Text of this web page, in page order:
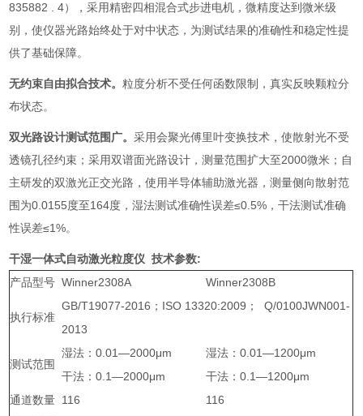
835882 . 4），采用精密四相混合式步进电机，微精度达到微米级
别，使仪器光路始终处于对中状态，为测试结果的准确性和稳定性提
供了基础保障。
无约束自由拟合技术。粒度分析不受任何函数限制，真实反映颗粒分
布状态。
双光路设计测试范围广。采用会聚光傅里叶变换技术，使散射光不受
透镜孔径约束；采用双谱面光路设计，测量范围扩大至2000微米；自
主研发的双激光正交光路，使用半导体辅助激光器，测量侧向散射范
围为0.0155度至164度，湿法测试准确性误差≤0.5%，干法测试准确
性误差≤1%。
干湿一体式自动激光粒度仪 技术参数:
产品型号 Winner2308A Winner2308B
执行标准
GB/T19077-2016；ISO 13320:2009； Q/0100JWN001-
2013
测试范围
湿法：0.01—2000μm
湿法：0.01—1200μm
干法：0.1—2000μm
干法：0.1—1200μm
通道数量 116
116